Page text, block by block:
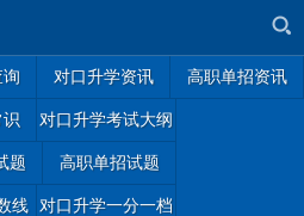
询 对口升学资讯 高职单招资讯
识 对口升学考试大纲
题 高职单招试题
线 对口升学一分一档